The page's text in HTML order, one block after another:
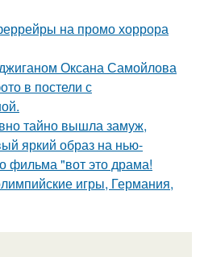
на промо хоррора
Оксана Самойлова
в постели с
тайно вышла замуж,
яркий образ на нью-
фильма "вот это драма!
игры, Германия,